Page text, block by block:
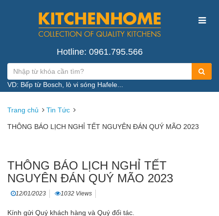
Hotline: 0961.795.566
VD: Bếp từ Bosch, lò vi sóng Hafele...
Trang chủ Tin Tức
THÔNG BÁO LỊCH NGHỈ TẾT NGUYÊN ĐÁN QUÝ MÃO 2023
THÔNG BÁO LỊCH NGHỈ TẾT
NGUYÊN ĐÁN QUÝ MÃO 2023
12/01/2023 1032 Views
Kính gửi Quý khách hàng và Quý đối tác.